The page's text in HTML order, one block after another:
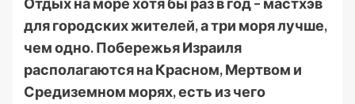
для городских жителей, а три моря лучше,
чем одно. Побережья Израиля
располагаются на Красном, Мертвом и
Средиземном морях, есть из чего